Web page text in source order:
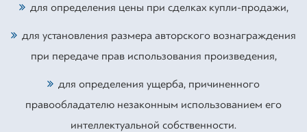
для определения цены при сделках купли-продажи,
для установления размера авторского вознаграждения
при передаче прав использования произведения,
для определения ущерба, причиненного
правообладателю незаконным использованием его
интеллектуальной собственности.